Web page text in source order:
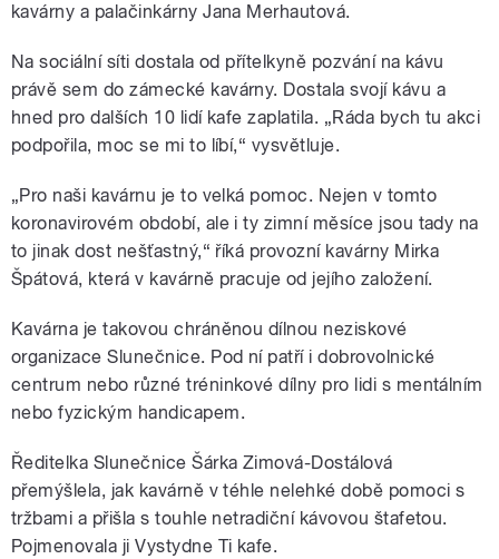
kavárny a palačinkárny Jana Merhautová.
Na sociální síti dostala od přítelkyně pozvání na kávu
právě sem do zámecké kavárny. Dostala svojí kávu a
hned pro dalších 10 lidí kafe zaplatila. „Ráda bych tu akci
podpořila, moc se mi to líbí,“ vysvětluje.
„Pro naši kavárnu je to velká pomoc. Nejen v tomto
koronavirovém období, ale i ty zimní měsíce jsou tady na
to jinak dost nešťastný,“ říká provozní kavárny Mirka
Špátová, která v kavárně pracuje od jejího založení.
Kavárna je takovou chráněnou dílnou neziskové
organizace Slunečnice. Pod ní patří i dobrovolnické
centrum nebo různé tréninkové dílny pro lidi s mentálním
nebo fyzickým handicapem.
Ředitelka Slunečnice Šárka Zimová-Dostálová
přemýšlela, jak kavárně v téhle nelehké době pomoci s
tržbami a přišla s touhle netradiční kávovou štafetou.
Pojmenovala ji Vystydne Ti kafe.